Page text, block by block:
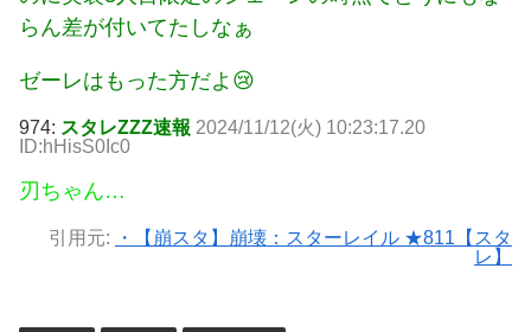
らん差が付いてたしなぁ
ゼーレはもった方だよ😢
974: スタレZZZ速報 2024/11/12(火) 10:23:17.20
ID:hHisS0Ic0
刃ちゃん…
引用元:
・【崩スタ】崩壊：スターレイル ★811【スタ
レ】